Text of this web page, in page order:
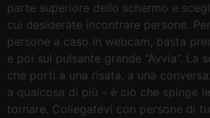
parte superiore dello schermo e
cui desiderate incontrare persone.
persone a caso in webcam, basta
e poi sul pulsante grande “Avvia”. La
che porti a una risata, a una
a qualcosa di più – è ciò che spinge
tornare. Collegatevi con persone di